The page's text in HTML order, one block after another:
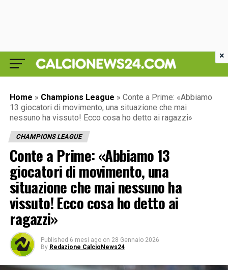
Home » Champions League » Conte a Prime: «Abbiamo
13 giocatori di movimento, una situazione che mai
nessuno ha vissuto! Ecco cosa ho detto ai ragazzi»
CHAMPIONS LEAGUE
Conte a Prime: «Abbiamo 13
giocatori di movimento, una
situazione che mai nessuno ha
vissuto! Ecco cosa ho detto ai
ragazzi»
Published 6 mesi ago on 28 Gennaio 2026
By Redazione CalcioNews24
×